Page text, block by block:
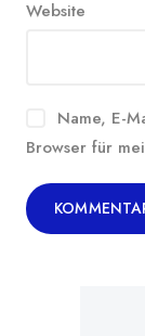
Website
Name, E-
Browser für